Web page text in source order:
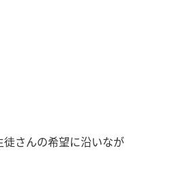
さんの希望に沿いなが